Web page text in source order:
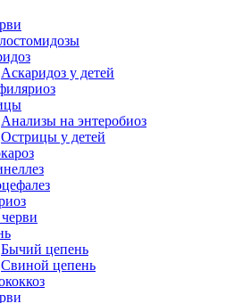
Аскаридоз у детей
Анализы на энтеробиоз
Острицы у детей
Бычий цепень
Свиной цепень